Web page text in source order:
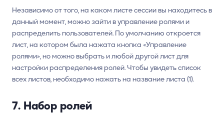
Независимо от того, на каком листе сессии вы находитесь в
данный момент, можно зайти в управление ролями и
распределить пользователей. По умолчанию откроется
лист, на котором была нажата кнопка «Управление
ролями», но можно выбрать и любой другой лист для
настройки распределения ролей. Чтобы увидеть список
всех листов, необходимо нажать на название листа (1).
7. Набор ролей